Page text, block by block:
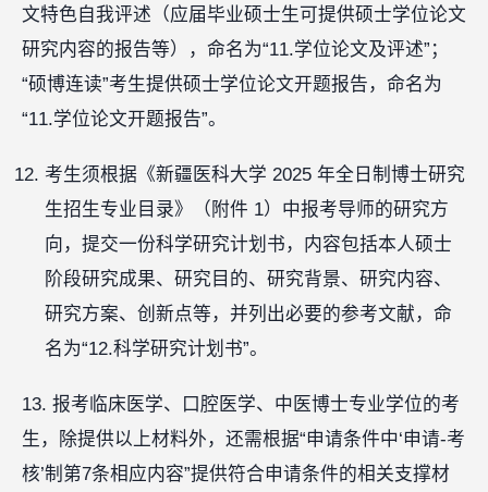
文特色自我评述（应届毕业硕士生可提供硕士学位论文
研究内容的报告等），命名为“11.学位论文及评述”；
“硕博连读”考生提供硕士学位论文开题报告，命名为
“11.学位论文开题报告”。
考生须根据《新疆医科大学 2025 年全日制博士研究
生招生专业目录》（附件 1）中报考导师的研究方
向，提交一份科学研究计划书，内容包括本人硕士
阶段研究成果、研究目的、研究背景、研究内容、
研究方案、创新点等，并列出必要的参考文献，命
名为“12.科学研究计划书”。
13. 报考临床医学、口腔医学、中医博士专业学位的考
生，除提供以上材料外，还需根据“申请条件中‘申请-考
核’制第7条相应内容”提供符合申请条件的相关支撑材